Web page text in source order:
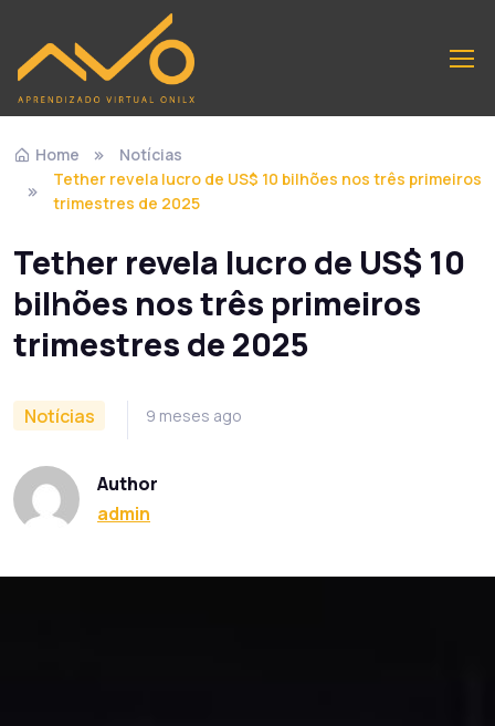
Home
Notícias
Tether revela lucro de US$ 10 bilhões nos três primeiros
trimestres de 2025
Tether revela lucro de US$ 10
bilhões nos três primeiros
trimestres de 2025
Notícias 9 meses ago
Author
admin